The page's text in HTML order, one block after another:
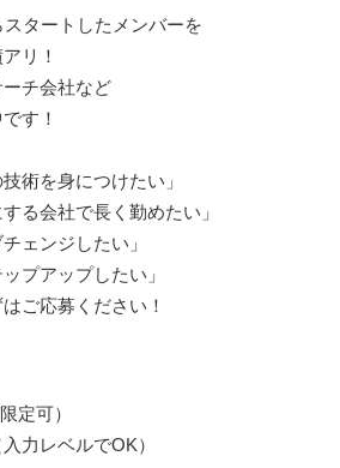
タートしたメンバーを
リ！
チ会社など
す！
術を身につけたい」
る会社で長く勤めたい」
ェンジしたい」
プアップしたい」
ご応募ください！
定可）
力レベルでOK）